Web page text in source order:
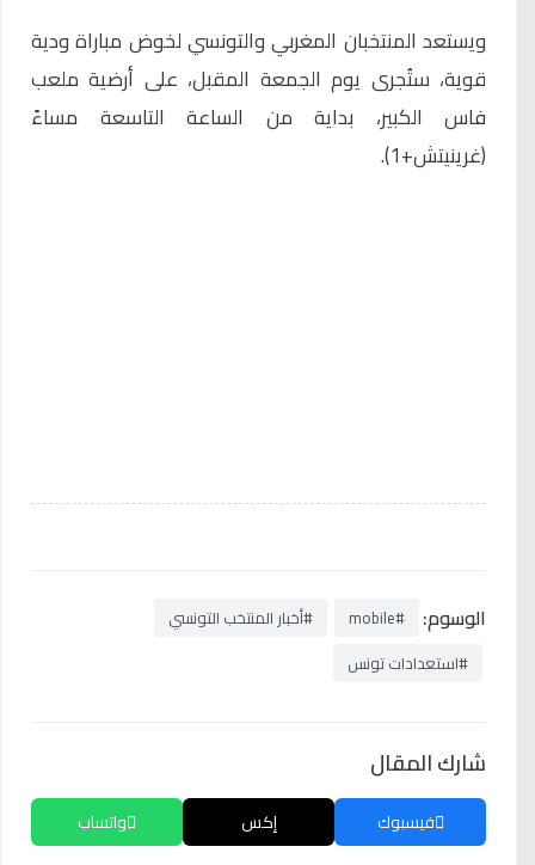
ويستعد المنتخبان المغربي والتونسي لخوض مباراة ودية
قوية، ستُجرى يوم الجمعة المقبل، على أرضية ملعب
فاس الكبير، بداية من الساعة التاسعة مساءً
(غرينيتش+1).
الوسوم: #mobile
#أخبار المنتخب التونسي
#استعدادات تونس
شارك المقال
فيسبوك إكس واتساب